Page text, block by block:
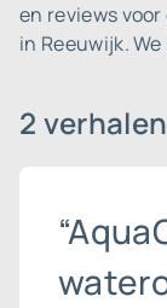
en reviews
in Reeuwijk.
2